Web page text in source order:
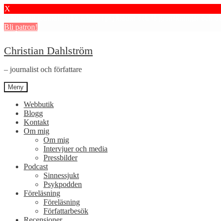
X
Bli patron!
Hoppa
till
navigering
Hoppa
till
innehåll
Christian Dahlström
– journalist och författare
Meny
Webbutik
Blogg
Kontakt
Om mig
Om mig
Intervjuer och media
Pressbilder
Podcast
Sinnessjukt
Psykpodden
Föreläsning
Föreläsning
Författarbesök